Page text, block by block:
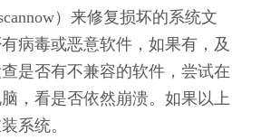
）来修复损坏的系统文
病毒或恶意软件，如果有，及
是否有不兼容的软件，尝试在
，看是否依然崩溃。如果以上
系统。